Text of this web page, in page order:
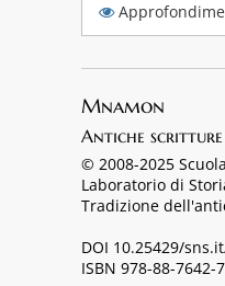
Mnamon
Antiche
© 2008-2025
Laboratorio di
Tradizione
DOI 10.25429/
ISBN 978-88-7642-